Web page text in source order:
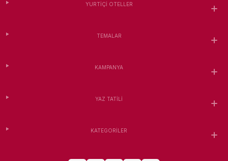
YURTIÇI OTELLER
TEMALAR
KAMPANYA
YAZ TATILI
KATEGORILER